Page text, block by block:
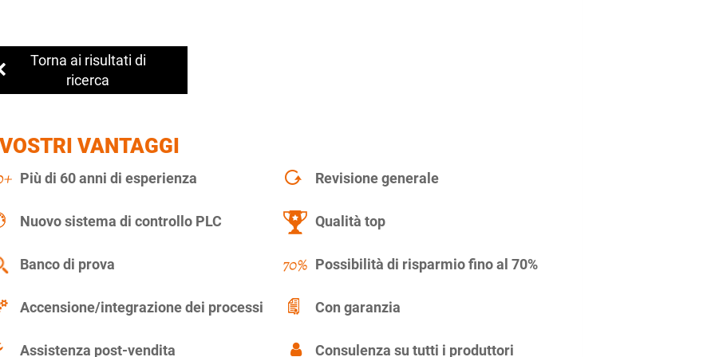
Torna ai risultati di
ricerca
VANTAGGI
Più di 60 anni di esperienza Revisione generale
Nuovo sistema di controllo PLC Qualità top
Banco di prova Possibilità di risparmio fino al 70%
Accensione/integrazione dei processi Con garanzia
Assistenza post-vendita Consulenza su tutti i produttori